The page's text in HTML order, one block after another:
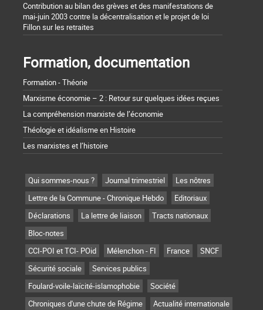
Contribution au bilan des grèves et des manifestations de
mai-juin 2003 contre la décentralisation et le projet de loi
Fillon sur les retraites
Formation, documentation
Formation - Théorie
Marxisme économie – 2 : Retour sur quelques idées reçues
La compréhension marxiste de l’économie
Théologie et idéalisme en Histoire
Les marxistes et l’histoire
Qui sommes-nous ? Journal trimestriel
Les nôtres
Lettre de la Commune - Chronique Hebdo
Editoriaux
Déclarations
La lettre de liaison
Tracts nationaux
Bloc-notes
CCI-POI et TCI- POid
Mélenchon - FI France
SNCF
Sécurité sociale
Services publics
Foulard-voile-laïcité-islamophobie
Société
Chroniques d'une chute de Régime
Actualité internationale